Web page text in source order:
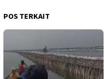
POS TERKAIT